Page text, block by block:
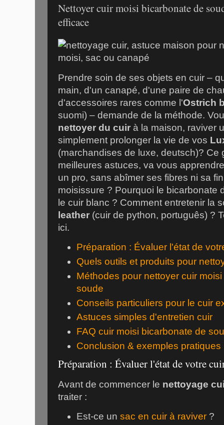
Nettoyer cuir moisi bicarbonate de
efficace
Prendre soin de ses objets en cuir –
main, d'un canapé, d'une paire de
d'accessoires rares comme l'Ostrich
suomi) – demande de la méthode.
nettoyer du cuir à la maison, raviver
simplement prolonger la vie de vos
(marchandises de luxe, deutsch)? Ce
meilleures astuces, va vous
un pro, sans abîmer ses fibres ni sa
moisissure ? Pourquoi le bicarbonate
le cuir blanc ? Comment entretenir la
leather (cuir de python, português) ?
ici.
Préparation : Évaluer l'état de
Quels outils et produits pour
Méthodes pour nettoyer cuir
soude
Conseils particuliers pour le cuir
Astuces simples d'entretien cuir
FAQ cuir moisi bicarbonate de
Conclusion & exemples pratiques
Préparation : Évaluer l'état de votre
Avant de commencer le nettoyage
traiter :
Est-ce unsac en cuir à raviver ?